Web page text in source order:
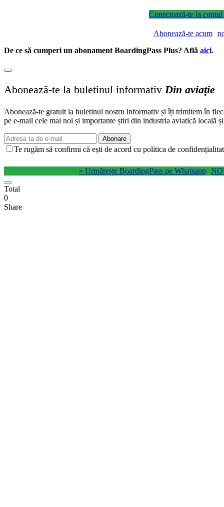
Conectează-te la contul
Abonează-te acum
De ce să cumperi un abonament BoardingPass Plus? Află aici.
Abonează-te la buletinul informativ Din aviație
Abonează-te gratuit la buletinul nostru informativ și îți trimitem în
pe e-mail cele mai noi și importante știri din industria aviatică locală
Abonare
Te rugăm să confirmi că ești de acord cu politica de
» Urmărește BoardingPass pe Whatsapp
Total
0
Share